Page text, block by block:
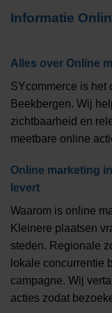
Informatie
Alles over Online
SYcommerce is het
Beekbergen. Wij
zichtbaarheid en
meetbare online
Online marketing
levert
Waarom is online
Kleinere plaatsen
steden. Regionale
lokale concurrentie
campagne. Wij
acties zodat